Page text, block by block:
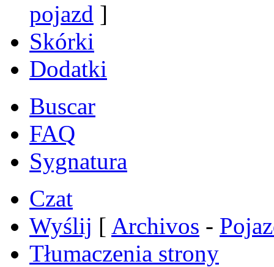
pojazd ]
Skórki
Dodatki
Buscar
FAQ
Sygnatura
Czat
Wyślij [ Archivos -
Tłumaczenia strony